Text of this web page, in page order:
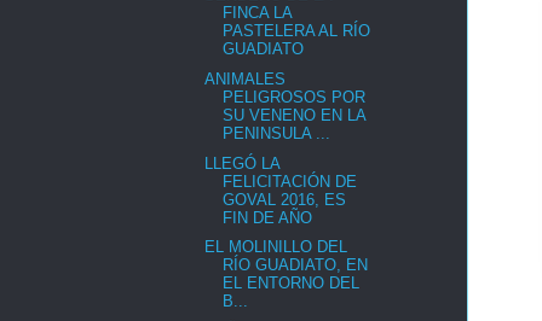
FINCA LA
PASTELERA AL RÍO
GUADIATO
ANIMALES
PELIGROSOS POR
SU VENENO EN LA
PENINSULA ...
LLEGÓ LA
FELICITACIÓN DE
GOVAL 2016, ES
FIN DE AÑO
EL MOLINILLO DEL
RÍO GUADIATO, EN
EL ENTORNO DEL
B...